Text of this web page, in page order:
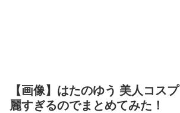
【画像】はたのゆう 美人コス
麗すぎるのでまとめてみた！